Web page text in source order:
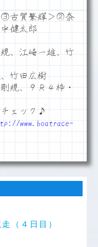
古賀繁輝＞②奈
健太郎
、江崎一雄、竹
竹田広樹
規、９Ｒ４枠・
チェック♪
www.boatrace-
（４日目）